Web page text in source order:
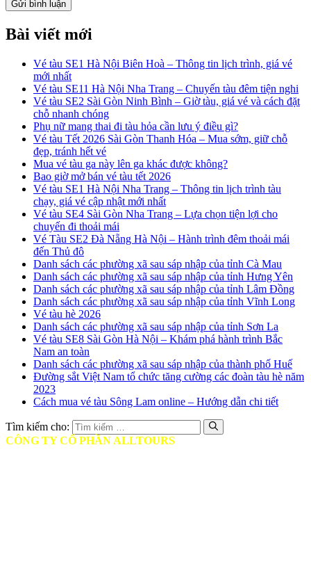
Bài viết mới
Vé tàu SE1 Hà Nội Biên Hoà – Thông tin lịch trình, giá vé
mới nhất
Vé tàu SE11 Hà Nội Nha Trang – Chuyến tàu đêm tiện nghi
Vé tàu SE2 Sài Gòn Ninh Bình – Giờ tàu, giá vé và cách đặt
chỗ nhanh chóng
Phụ nữ mang thai đi tàu hỏa cần lưu ý điều gì?
Vé tàu Tết 2026 Sài Gòn Thanh Hóa – Mua sớm, giữ chỗ
đẹp, tránh hết vé
Mua vé tàu ga này lên ga khác được không?
Bao giờ mở bán vé tàu tết 2026
Vé tàu SE1 Hà Nội Nha Trang – Thông tin lịch trình tàu
chạy, giá vé cập nhật mới nhất
Vé tàu SE4 Sài Gòn Nha Trang – Lựa chọn tiện lợi cho
chuyến đi thoải mái
Vé Tàu SE2 Đà Nẵng Hà Nội – Hành trình đêm thoải mái
đến Thủ đô
Danh sách các phường xã sau sáp nhập của tỉnh Cà Mau
Danh sách các phường xã sau sáp nhập của tỉnh Hưng Yên
Danh sách các phường xã sau sáp nhập của tỉnh Lâm Đồng
Danh sách các phường xã sau sáp nhập của tỉnh Vĩnh Long
Vé tàu hè 2026
Danh sách các phường xã sau sáp nhập của tỉnh Sơn La
Vé tàu SE8 Sài Gòn Hà Nội – Khám phá hành trình Bắc
Nam an toàn
Danh sách các phường xã sau sáp nhập của thành phố Huế
Đường sắt Việt Nam tổ chức tăng cường các đoàn tàu hè năm
2023
Cách mua vé tàu Sông Lam online – Hướng dẫn chi tiết
Tìm kiếm cho:
CÔNG TY CỔ PHẦN ALLTOURS